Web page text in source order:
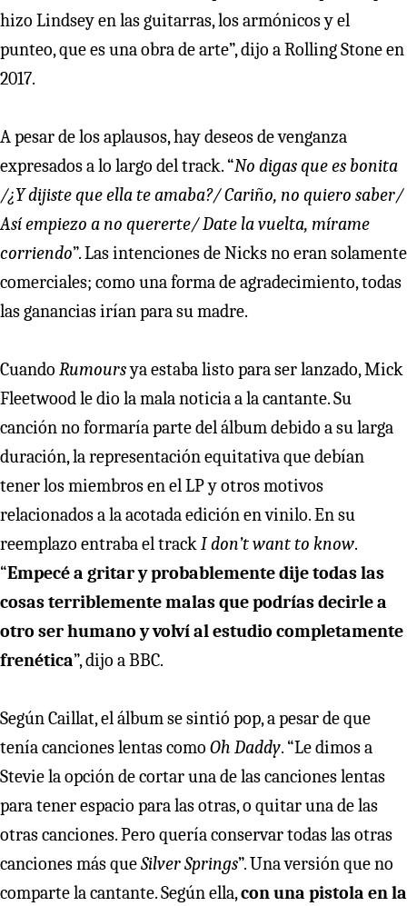
hizo Lindsey en las guitarras, los armónicos y el
punteo, que es una obra de arte”, dijo a Rolling Stone en
2017.
A pesar de los aplausos, hay deseos de venganza
expresados a lo largo del track. “No digas que es bonita
/¿Y dijiste que ella te amaba?/ Cariño, no quiero saber/
Así empiezo a no quererte/ Date la vuelta, mírame
corriendo”. Las intenciones de Nicks no eran solamente
comerciales; como una forma de agradecimiento, todas
las ganancias irían para su madre.
Cuando Rumoursya estaba listo para ser lanzado, Mick
Fleetwood le dio la mala noticia a la cantante. Su
canción no formaría parte del álbum debido a su larga
duración, la representación equitativa que debían
tener los miembros en el LP y otros motivos
relacionados a la acotada edición en vinilo. En su
reemplazo entraba el track I don’t want to know.
“Empecé a gritar y probablemente dije todas las
cosas terriblemente malas que podrías decirle a
otro ser humano y volví al estudio completamente
frenética”, dijo a BBC.
Según Caillat, el álbum se sintió pop, a pesar de que
tenía canciones lentas como Oh Daddy. “Le dimos a
Stevie la opción de cortar una de las canciones lentas
para tener espacio para las otras, o quitar una de las
otras canciones. Pero quería conservar todas las otras
canciones más queSilver Springs”. Una versión que no
comparte la cantante. Según ella,con una pistola en la